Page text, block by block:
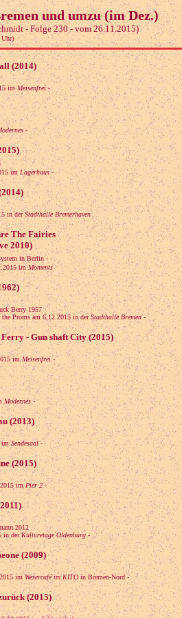
und umzu (im Dez.)
- Folge 230 - vom 26.11.2015)
Uhr)
(2014)
imMeisenfrei-
-
imLagerhaus-
in derStadthalle Bremerhaven
The Fairies
2010)
in Berlin -
im Moments
Berry 1957
Proms am 6.12.2015 in derStadthalle Bremen-
- Gun shaft City (2015)
imMeisenfrei-
Modernes-
(2013)
imSendesaal-
(2015)
imPier 2-
2012
in derKulturetage Oldenburg -
(2009)
imWesercafé im KITOin Bremen-Nord -
(2015)